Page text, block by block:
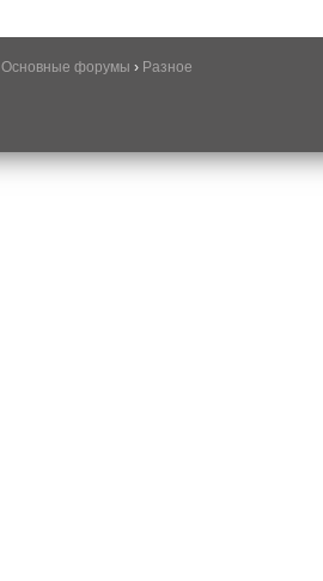
Основные форумы › Разное